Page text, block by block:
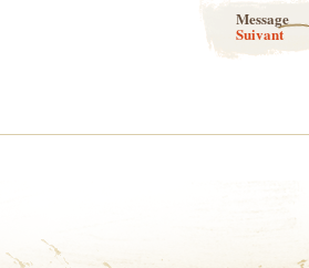
Message
Suivant